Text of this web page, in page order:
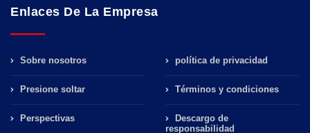
Enlaces De La Empresa
Sobre nosotros
Presione soltar
Perspectivas
política de privacidad
Términos y condiciones
Descargo de
responsabilidad